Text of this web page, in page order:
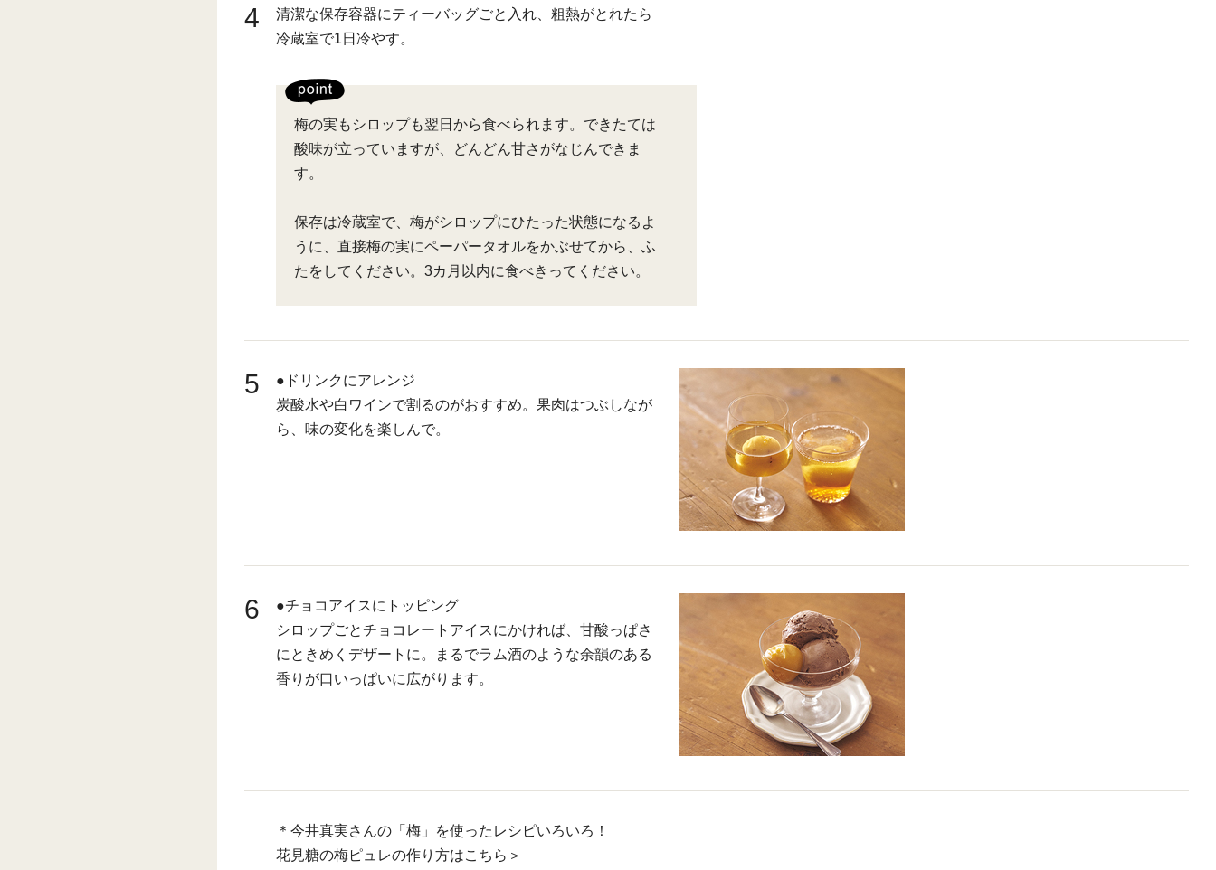
4
清潔な保存容器にティーバッグごと入れ、粗熱がとれたら
冷蔵室で1日冷やす。
梅の実もシロップも翌日から食べられます。できたては
酸味が立っていますが、どんどん甘さがなじんできま
す。
保存は冷蔵室で、梅がシロップにひたった状態になるよ
うに、直接梅の実にペーパータオルをかぶせてから、ふ
たをしてください。3カ月以内に食べきってください。
5
●ドリンクにアレンジ
炭酸水や白ワインで割るのがおすすめ。果肉はつぶしなが
ら、味の変化を楽しんで。
6
●チョコアイスにトッピング
シロップごとチョコレートアイスにかければ、甘酸っぱさ
にときめくデザートに。まるでラム酒のような余韻のある
香りが口いっぱいに広がります。
＊今井真実さんの「梅」を使ったレシピいろいろ！
花見糖の梅ピュレの作り方はこちら＞